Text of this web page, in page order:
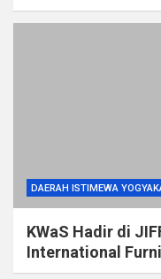
DAERAH ISTIMEWA
KWaS Hadir di
International